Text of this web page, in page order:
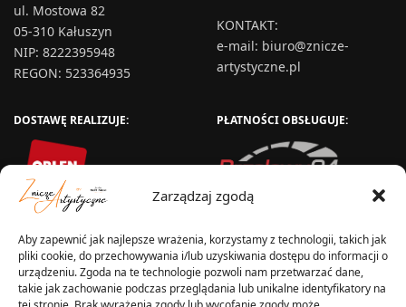
Zarządzaj zgodą
Aby zapewnić jak najlepsze wrażenia, korzystamy z technologii, takich jak
pliki cookie, do przechowywania i/lub uzyskiwania dostępu do informacji o
urządzeniu. Zgoda na te technologie pozwoli nam przetwarzać dane,
takie jak zachowanie podczas przeglądania lub unikalne identyfikatory na
ul. Mostowa 82
05-310 Kałuszyn
NIP: 8222395948
REGON: 523364935
KONTAKT:
e-mail: biuro@znicze-
artystyczne.pl
DOSTAWĘ REALIZUJE: PŁATNOŚCI OBSŁUGUJE: